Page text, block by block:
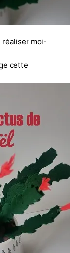
réaliser moi-
cette